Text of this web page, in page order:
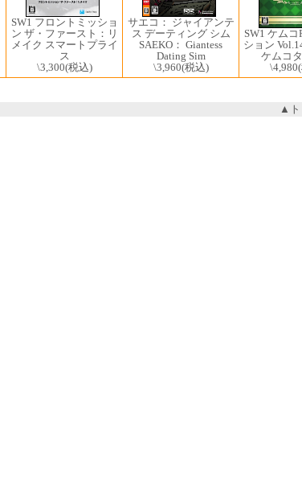
SW1 フロントミッショ
ン ザ・ファースト：リ
メイク スマートプライ
ス
\3,300(税込)
サエコ： ジャイアンテ
ス デーティング シム
SAEKO： Giantess
Dating Sim
\3,960(税込)
SW1 ケムコ
ション
ケムコ
\4,980
▲ト